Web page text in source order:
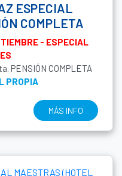
ESPECIAL
COMPLETA
- ESPECIAL
PENSIÓN COMPLETA
PROPIA
MÁS INFO